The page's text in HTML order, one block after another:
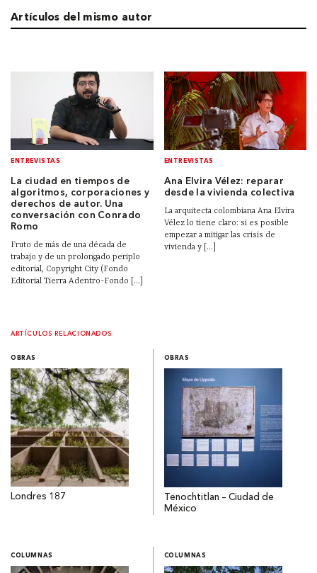
Artículos del mismo autor
ENTREVISTAS
La ciudad en tiempos de
algoritmos, corporaciones y
derechos de autor. Una
conversación con Conrado
Romo
Fruto de más de una década de
trabajo y de un prolongado periplo
editorial, Copyright City (Fondo
Editorial Tierra Adentro-Fondo [...]
ENTREVISTAS
Ana Elvira Vélez: reparar
desde la vivienda colectiva
La arquitecta colombiana Ana Elvira
Vélez lo tiene claro: si es posible
empezar a mitigar las crisis de
vivienda y [...]
ARTÍCULOS RELACIONADOS
OBRAS
Londres 187
OBRAS
Tenochtitlan – Ciudad de
México
COLUMNAS COLUMNAS